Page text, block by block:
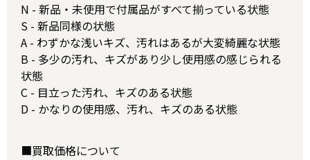
N - 新品・未使用で付属品がすべて揃っている状態
S - 新品同様の状態
A - わずかな浅いキズ、汚れはあるが大変綺麗な状態
B - 多少の汚れ、キズがあり少し使用感の感じられる
状態
C - 目立った汚れ、キズのある状態
D - かなりの使用感、汚れ、キズのある状態
■買取価格について